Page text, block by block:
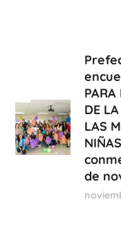
PARA
DE
LAS
de